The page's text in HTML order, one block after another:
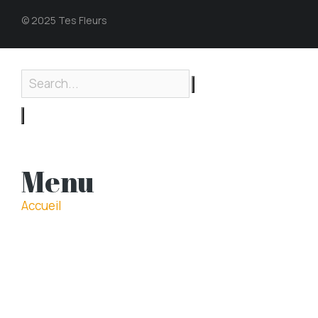
© 2025 Tes Fleurs
Menu
Accueil